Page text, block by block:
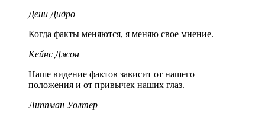
Дени Дидро
Когда факты меняются, я меняю свое мнение.
Кейнс Джон
Наше видение фактов зависит от нашего
положения и от привычек наших глаз.
Липпман Уолтер